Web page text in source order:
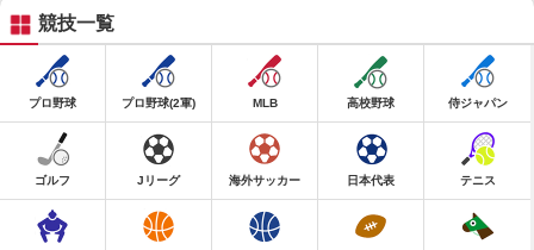
競技一覧
プロ野球 プロ野球(2軍) MLB 高校野球 侍ジャパン
ゴルフ Jリーグ 海外サッカー 日本代表 テニス